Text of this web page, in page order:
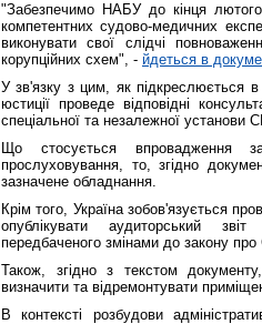
"Забезпечимо НАБУ до кінця
компетентних судово-медичних
виконувати свої слідчі
корупційних схем", - йдеться в
У зв'язку з цим, як підкреслюється
юстиції проведе відповідні
спеціальної та незалежної установи
Що стосується
прослуховування, то, згідно
зазначене обладнання.
Крім того, Україна зобов'язується
опублікувати аудиторський
передбаченого змінами до закону
Також, згідно з текстом
визначити та відремонтувати
В контексті розбудови